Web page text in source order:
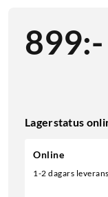
899:-
Lagerstatus
Online
1-2 dagars